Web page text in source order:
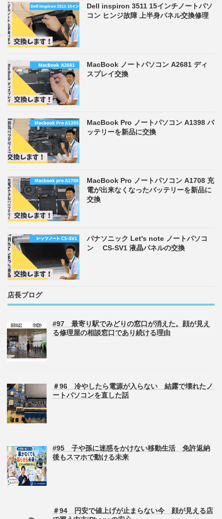
Dell inspiron 3511 15インチノートパソ
コン ヒンジ故障 上半身パネル交換修理
MacBook ノートパソコン A2681 ディ
スプレイ交換
MacBook Pro ノートパソコン A1398 バ
ッテリーを新品に交換
MacBook Pro ノートパソコン A1708 充
電が出来なくなったバッテリーを新品に
交換
パナソニック Let's note ノートパソコ
ン CS-SV1 液晶パネルの交換
店長ブログ
#97 最寄り駅でみどりの窓口が消えた。顔が見え
る修理屋の相談窓口であり続ける理由
＃96 冷やしたら電源が入らない 結露で壊れたノ
ートパソコンを直した話
#95 子や孫に迷惑をかけない移動生活 免許返納
後もスマホで動ける未来
＃94 円安で値上げが止まらない今 顔が見える店